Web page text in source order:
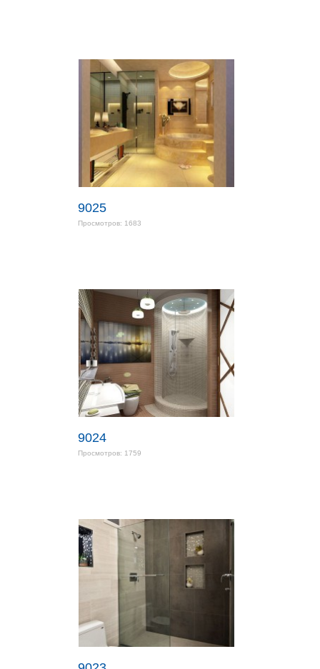
9025
Просмотров: 1683
9024
Просмотров: 1759